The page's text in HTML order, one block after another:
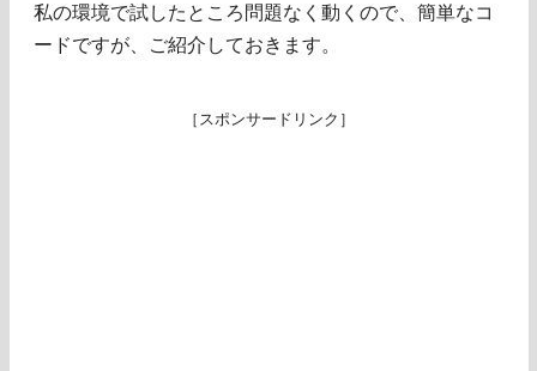
私の環境で試したところ問題なく動くので、簡単なコ
ードですが、ご紹介しておきます。
［スポンサードリンク］